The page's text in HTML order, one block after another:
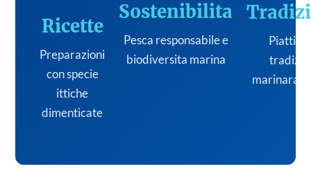
Ricette
Preparazioni
con specie
ittiche
dimenticate
Sostenibilita
Pesca responsabile e
biodiversita marina
Piatti
marinara